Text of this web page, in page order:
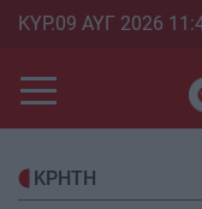
Skip
main
content
ΚΥΡ.09 ΑΥΓ 2026
ΚΡΗΤΗ